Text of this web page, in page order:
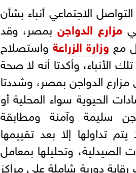
الاجتماعي أنباء بشأن
مزارع الدواجنبمصر، وقد
مع وزارة الزراعة واستصلاح
الأنباء، وأكدتا أنه لا صحة
الدواجن بمصر، وشددتا
الحيوية سواء المحلية أو
سليمة وآمنة ومطابقة
تداولها إلا بعد تقييمها
الصيدلية، وتحليلها بمعامل
دورية شاملة على مراكز